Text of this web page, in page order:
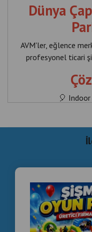
Dünya
AVM'ler, eğlence
profesyonel ticari
🎈
🎈
🌍 Avrupa,
📞